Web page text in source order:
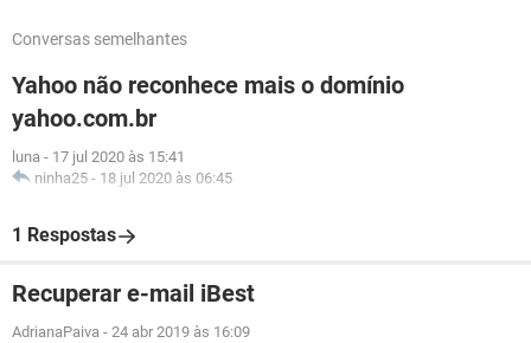
Conversas semelhantes
Yahoo não reconhece mais o domínio
yahoo.com.br
luna - 17 jul 2020 às 15:41
ninha25 - 18 jul 2020 às 06:45
1 Respostas
Recuperar e-mail iBest
AdrianaPaiva - 24 abr 2019 às 16:09